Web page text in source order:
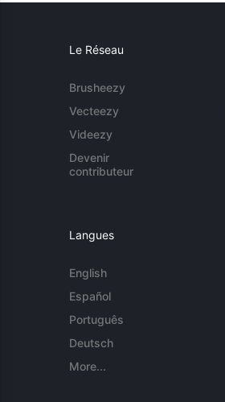
Le Réseau
Brusheezy
Vecteezy
Videezy
Devenir
contributeur
Langues
English
Español
Português
Deutsch
More...